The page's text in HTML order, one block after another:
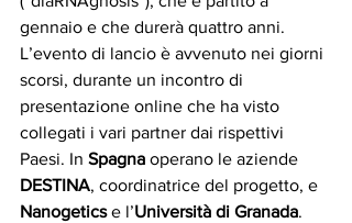
gennaio e che durerà quattro anni.
L’evento di lancio è avvenuto nei giorni
scorsi, durante un incontro di
presentazione online che ha visto
collegati i vari partner dai rispettivi
Paesi. In Spagna operano le aziende
DESTINA, coordinatrice del progetto, e
Nanogetics e l’Università di Granada.